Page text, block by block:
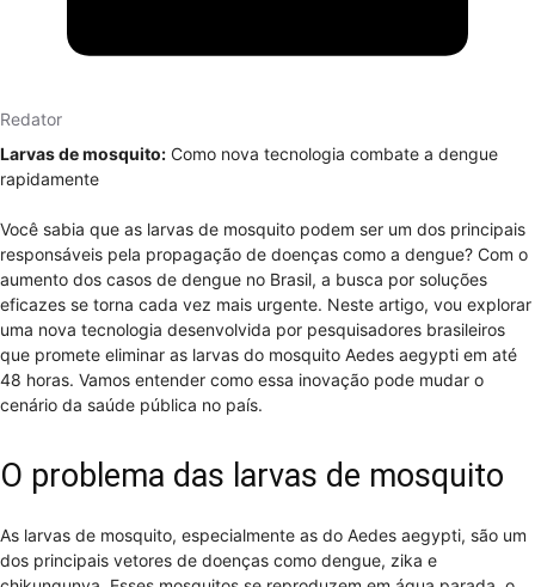
Redator
Larvas de mosquito: Como nova tecnologia combate a dengue
rapidamente
Você sabia que as larvas de mosquito podem ser um dos principais
responsáveis pela propagação de doenças como a dengue? Com o
aumento dos casos de dengue no Brasil, a busca por soluções
eficazes se torna cada vez mais urgente. Neste artigo, vou explorar
uma nova tecnologia desenvolvida por pesquisadores brasileiros
que promete eliminar as larvas do mosquito Aedes aegypti em até
48 horas. Vamos entender como essa inovação pode mudar o
cenário da saúde pública no país.
O problema das larvas de mosquito
As larvas de mosquito, especialmente as do Aedes aegypti, são um
dos principais vetores de doenças como dengue, zika e